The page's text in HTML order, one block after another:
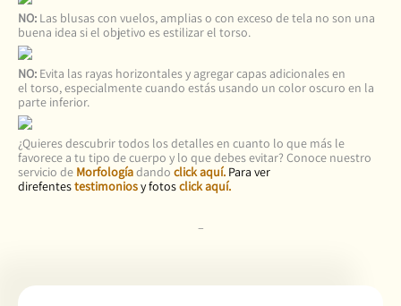
NO: Las blusas con vuelos, amplias o con exceso de tela no son una
buena idea si el objetivo es estilizar el torso.
NO: Evita las rayas horizontales y agregar capas adicionales en
el torso, especialmente cuando estás usando un color oscuro en la
parte inferior.
¿Quieres descubrir todos los detalles en cuanto lo que más le
favorece a tu tipo de cuerpo y lo que debes evitar? Conoce nuestro
servicio de Morfologíadando click aquí. Para ver
direfentestestimoniosy fotosclick aquí.
–